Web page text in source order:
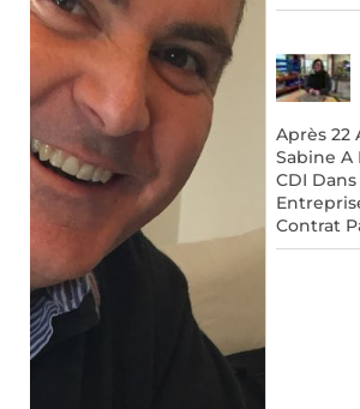
Après 22
Sabine A
CDI
Contrat